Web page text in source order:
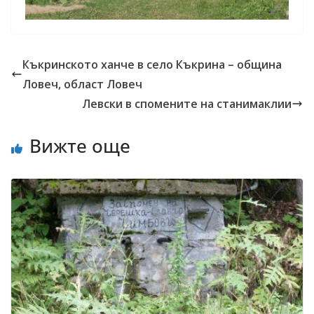
Къкринското ханче в село Къкрина – община
Ловеч, област Ловеч
Левски в спомените на станимаклии
Вижте още